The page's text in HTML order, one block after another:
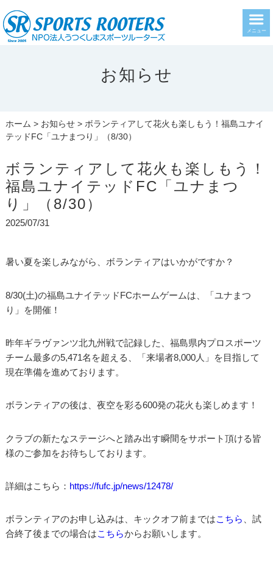
メニュー
お知らせ
ホーム > お知らせ> ボランティアして花火も楽しもう！福島ユナイ
テッドFC「ユナまつり」（8/30）
ボランティアして花火も楽しもう！
福島ユナイテッドFC「ユナまつ
り」（8/30）
2025/07/31
暑い夏を楽しみながら、ボランティアはいかがですか？
8/30(土)の福島ユナイテッドFCホームゲームは、「ユナまつ
り」を開催！
昨年ギラヴァンツ北九州戦で記録した、福島県内プロスポーツ
チーム最多の5,471名を超える、「来場者8,000人」を目指して
現在準備を進めております。
ボランティアの後は、夜空を彩る600発の花火も楽しめます！
クラブの新たなステージへと踏み出す瞬間をサポート頂ける皆
様のご参加をお待ちしております。
詳細はこちら： https://fufc.jp/news/12478/
ボランティアのお申し込みは、キックオフ前まではこちら 、試
合終了後までの場合はこちらからお願いします。